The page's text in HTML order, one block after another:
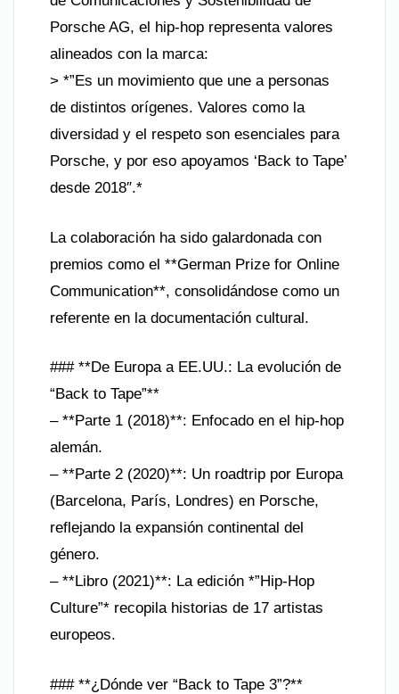
Porsche AG, el hip-hop representa valores
alineados con la marca:
> *”Es un movimiento que une a personas
de distintos orígenes. Valores como la
diversidad y el respeto son esenciales para
Porsche, y por eso apoyamos ‘Back to Tape’
desde 2018″.*
La colaboración ha sido galardonada con
premios como el **German Prize for Online
Communication**, consolidándose como un
referente en la documentación cultural.
### **De Europa a EE.UU.: La evolución de
“Back to Tape”**
– **Parte 1 (2018)**: Enfocado en el hip-hop
alemán.
– **Parte 2 (2020)**: Un roadtrip por Europa
(Barcelona, París, Londres) en Porsche,
reflejando la expansión continental del
género.
– **Libro (2021)**: La edición *”Hip-Hop
Culture”* recopila historias de 17 artistas
europeos.
### **¿Dónde ver “Back to Tape 3”?**